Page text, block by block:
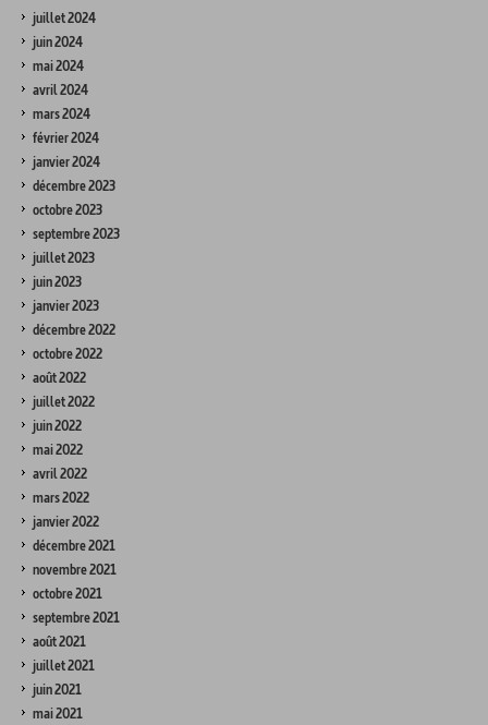
juillet 2024
juin 2024
mai 2024
avril 2024
mars 2024
février 2024
janvier 2024
décembre 2023
octobre 2023
septembre 2023
juillet 2023
juin 2023
janvier 2023
décembre 2022
octobre 2022
août 2022
juillet 2022
juin 2022
mai 2022
avril 2022
mars 2022
janvier 2022
décembre 2021
novembre 2021
octobre 2021
septembre 2021
août 2021
juillet 2021
juin 2021
mai 2021